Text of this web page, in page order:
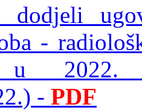
-
u
- PDF